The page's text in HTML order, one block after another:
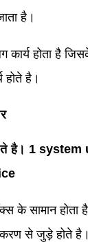
है।
कार्य होता है
होते है।
है। 1
के सामान
से जुड़े होते